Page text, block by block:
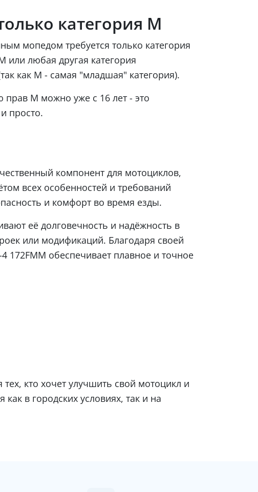
категория М
мопедом требуется только категория
или любая другая категория
как М - самая "младшая" категория).
прав М можно уже с 16 лет - это
просто.
компонент для мотоциклов,
всех особенностей и требований
и комфорт во время езды.
её долговечность и надёжность в
или модификаций. Благодаря своей
172FMM обеспечивает плавное и точное
кто хочет улучшить свой мотоцикл и
в городских условиях, так и на